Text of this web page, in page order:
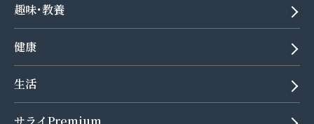
趣味･教養
健康
生活
サライPremium